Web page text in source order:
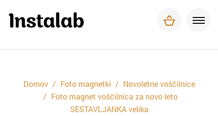
Tisk za podjetja
Dostava in plačilo
Kontakt
Domov Foto magnetki
Novoletne voščilnice
Foto magnet voščilnica za novo leto
SESTAVLJANKA velika